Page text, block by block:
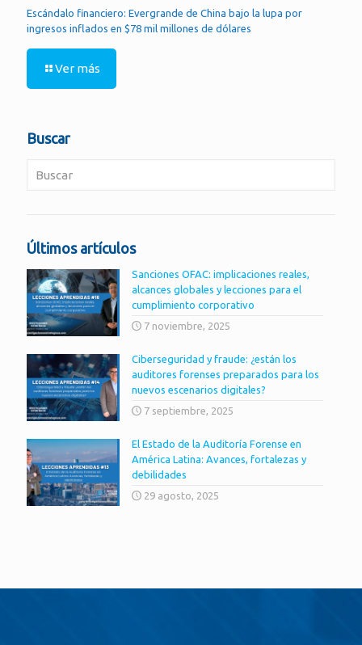
Escándalo financiero: Evergrande de China bajo la lupa por
ingresos inflados en $78 mil millones de dólares
Ver más
Buscar
Últimos artículos
Sanciones OFAC: implicaciones reales,
alcances globales y lecciones para el
cumplimiento corporativo
7 noviembre, 2025
Ciberseguridad y fraude: ¿están los
auditores forenses preparados para los
nuevos escenarios digitales?
7 septiembre, 2025
El Estado de la Auditoría Forense en
América Latina: Avances, fortalezas y
debilidades
29 agosto, 2025